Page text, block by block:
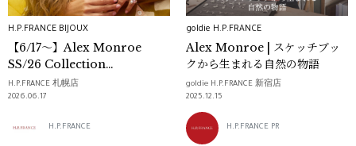
H.P.FRANCE BIJOUX
【6/17～】Alex Monroe
SS/26 Collection
“Menagerie” 巡回展開スター
ト
H.P.FRANCE 札幌店
2026.06.17
H.P.FRANCE
goldie H.P.FRANCE
Alex Monroe | スケッチブッ
クから生まれる自然の物語
goldie H.P.FRANCE 新宿店
2025.12.15
H.P.FRANCE PR